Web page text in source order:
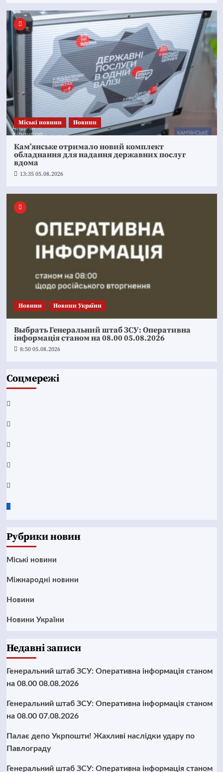
Mіські новини Новини
Кам’янське отримало новий комплект
обладнання для надання державних послуг
вдома
13:35 05.08.2026
Новини Новини України
Выбрать Генеральний штаб ЗСУ: Оперативна
інформація станом на 08.00 05.08.2026
8:50 05.08.2026
Соцмережі
Facebook
YouTube
Telegram
Instagram
Twitter
Рубрики новин
Mіські новини
Міжнародні новини
Новини
Новини України
Недавні записи
Генеральний штаб ЗСУ: Оперативна інформація станом
на 08.00 08.08.2026
Генеральний штаб ЗСУ: Оперативна інформація станом
на 08.00 07.08.2026
Палає депо Укрпошти! Жахливі наслідки удару по
Павлограду
Генеральний штаб ЗСУ: Оперативна інформація станом